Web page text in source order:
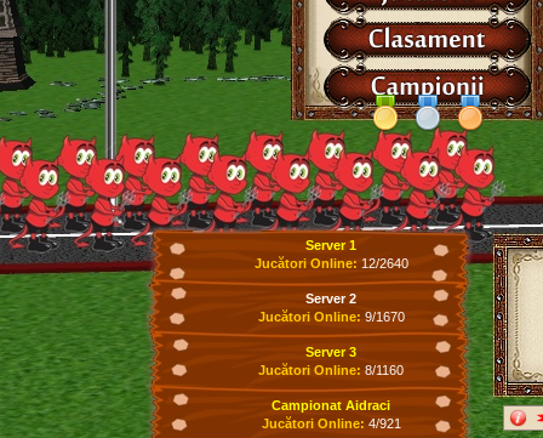
Server 1
Jucători Online: 12/2640
Server 2
Jucători Online: 9/1670
Server 3
Jucători Online: 8/1160
Campionat Aidraci
Jucători Online: 4/921